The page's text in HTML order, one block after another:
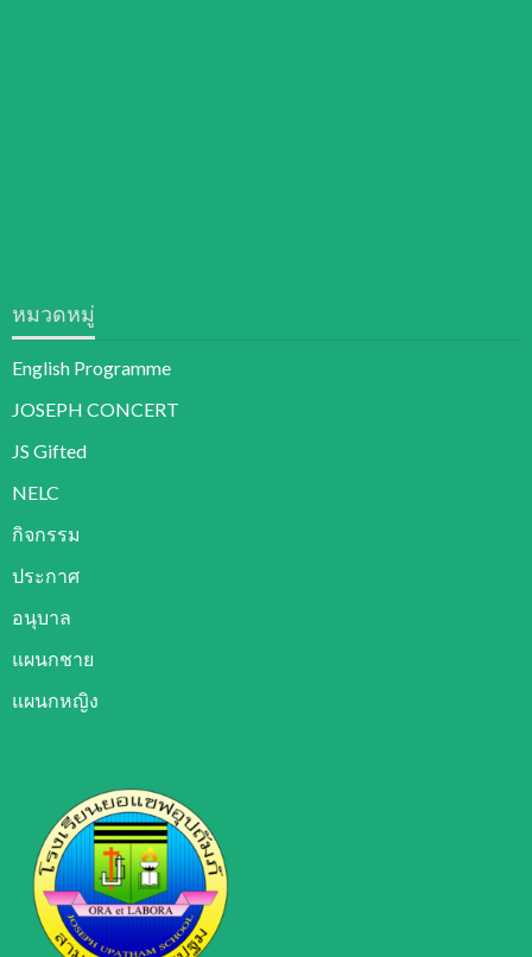
หมวดหมู่
English Programme
JOSEPH CONCERT
JS Gifted
NELC
กิจกรรม
ประกาศ
อนุบาล
แผนกชาย
แผนกหญิง